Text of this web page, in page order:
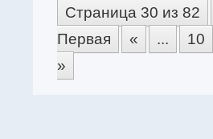
Страница 30 из 82
Первая
« ... 10
»